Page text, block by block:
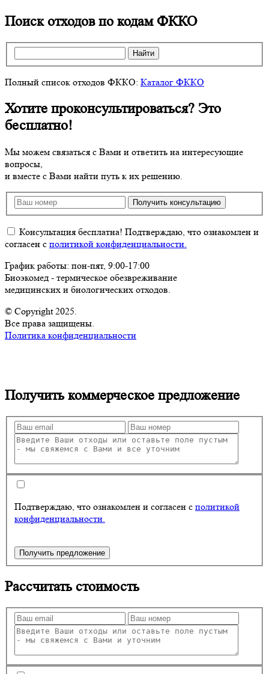
Поиск отходов по кодам ФККО
Найти
Полный список отходов ФККО: Каталог ФККО
Хотите проконсультироваться? Это
бесплатно!
Мы можем связаться с Вами и ответить на интересующие
вопросы,
и вместе с Вами найти путь к их решению.
Получить консультацию
Консультация бесплатна! Подтверждаю, что ознакомлен и
согласен с политикой конфиденциальности.
График работы: пон-пят, 9:00-17:00
Биоэкомед - термическое обезвреживание
медицинских и биологических отходов.
© Copyright 2025.
Все права защищены.
Политика конфиденциальности
Получитькоммерческое предложение
Подтверждаю, что ознакомлен и согласен с политикой
конфиденциальности.
Получить предложение
Рассчитать стоимость